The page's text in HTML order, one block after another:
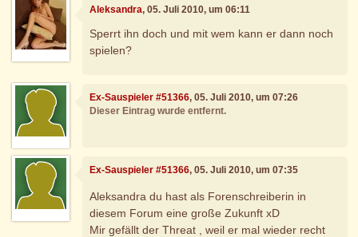
Aleksandra, 05. Juli 2010, um 06:11
Sperrt ihn doch und mit wem kann er dann noch
spielen?
Ex-Sauspieler #51366, 05. Juli 2010, um 07:26
Dieser Eintrag wurde entfernt.
Ex-Sauspieler #51366, 05. Juli 2010, um 07:35
Aleksandra du hast als Forenschreiberin in
diesem Forum eine große Zukunft xD
Mir gefällt der Threat , weil er mal wieder recht